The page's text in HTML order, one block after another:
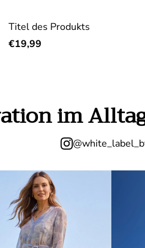
Titel des Produkts
Regulärer Preis
€19,99
im